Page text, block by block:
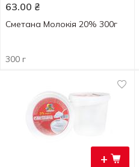
63.00 ₴
Сметана Молокія 20% 300г
300 г
+